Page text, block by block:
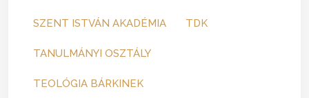
SZENT ISTVÁN AKADÉMIA TDK
TANULMÁNYI OSZTÁLY
TEOLÓGIA BÁRKINEK